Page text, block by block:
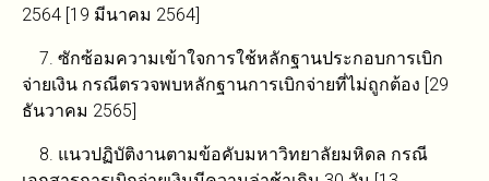
2564 [19 มีนาคม 2564]
7. ซักซ้อมความเข้าใจการใช้หลักฐานประกอบการเบิก
จ่ายเงิน กรณีตรวจพบหลักฐานการเบิกจ่ายที่ไม่ถูกต้อง [29
ธันวาคม 2565]
8. แนวปฏิบัติงานตามข้อคับมหาวิทยาลัยมหิดล กรณี